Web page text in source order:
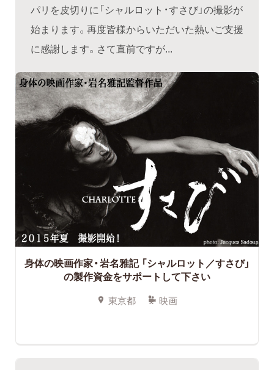
パリを皮切りに「シャルロット・すさび」の撮影が
始まります。再度皆様からいただいた熱いご支援
に感謝します。さて直前ですが...
身体の映画作家・岩名雅記 「シャルロット／すさび」
の製作資金をサポートして下さい
東京都 映画